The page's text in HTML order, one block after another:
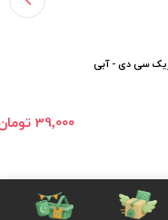
سی دی - آبی
39٬000 تومان